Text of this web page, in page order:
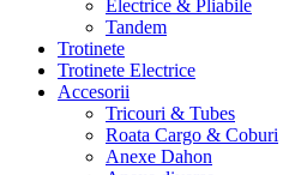
Electrice & Pliabile
Tandem
Trotinete
Trotinete Electrice
Accesorii
Tricouri & Tubes
Roata Cargo & Coburi
Anexe Dahon